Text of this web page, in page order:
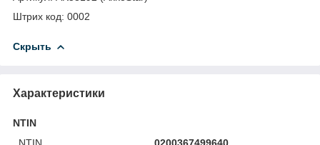
Штрих код: 0002
Скрыть
Характеристики
NTIN
NTIN
0200367499640